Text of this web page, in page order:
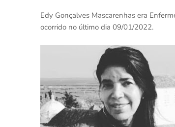
Edy Gonçalves Mascarenhas era
ocorrido no último dia 09/01/2022.